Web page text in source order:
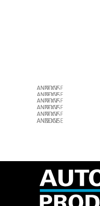
ANZEIGE
ANZEIGE
ANZEIGE
ANZEIGE
ANZEIGE
ANZEIGE